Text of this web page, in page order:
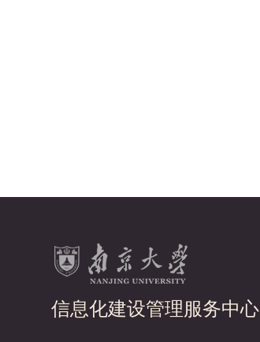
信息化建设管理服务中心